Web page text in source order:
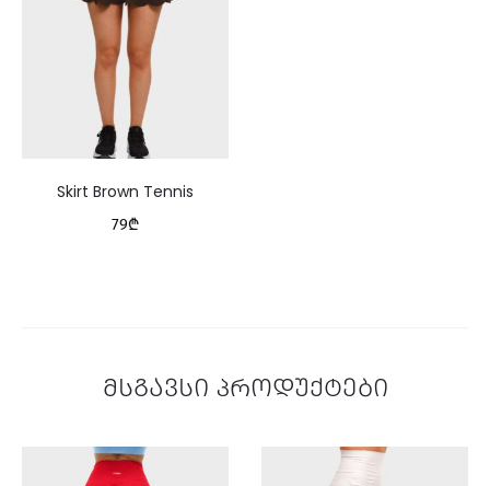
Skirt Brown Tennis
79₾
მსგავსი პროდუქტები